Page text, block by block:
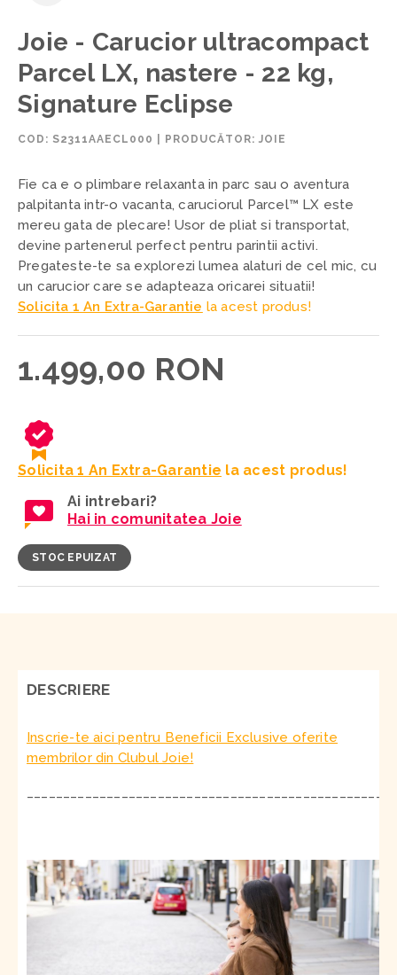
Joie - Carucior ultracompact
Parcel LX, nastere - 22 kg,
Signature Eclipse
COD: S2311AAECL000 PRODUCĂTOR: JOIE
Fie ca e o plimbare relaxanta in parc sau o aventura
palpitanta intr-o vacanta, caruciorul Parcel™ LX este
mereu gata de plecare! Usor de pliat si transportat,
devine partenerul perfect pentru parintii activi.
Pregateste-te sa explorezi lumea alaturi de cel mic, cu
un carucior care se adapteaza oricarei situatii!
Solicita 1 An Extra-Garantie la acest produs!
1.499,00 RON
Solicita 1 An Extra-Garantie la acest produs!
Ai intrebari?
Hai in comunitatea Joie
STOC EPUIZAT
DESCRIERE
Inscrie-te aici pentru Beneficii Exclusive oferite
membrilor din Clubul Joie!